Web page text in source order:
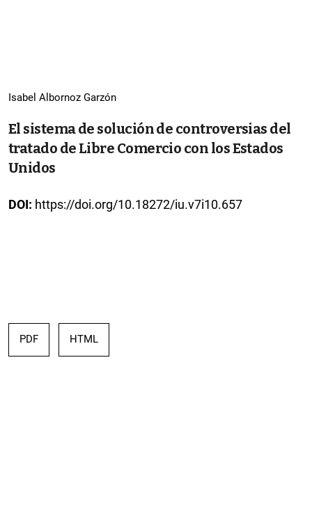
Isabel Albornoz Garzón
El sistema de solución de controversias del
tratado de Libre Comercio con los Estados
Unidos
DOI: https://doi.org/10.18272/iu.v7i10.657
PDF HTML